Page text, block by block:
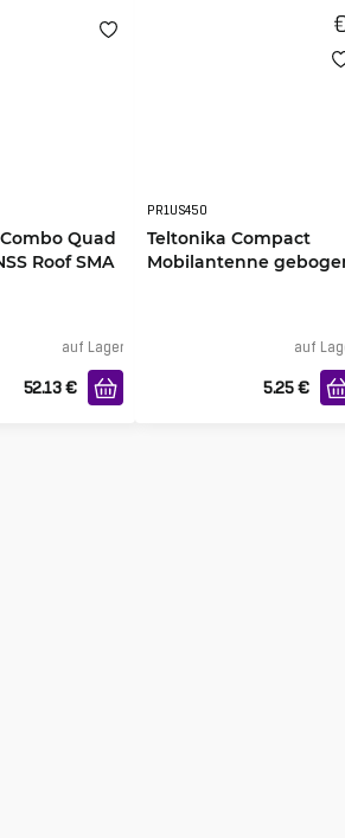
Quad
Roof SMA
auf Lager
52.13 €
PR1US450
Teltonika Compact
Mobilantenne
auf
5.25 €